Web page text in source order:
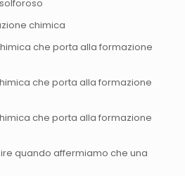
chimica
che porta alla formazione
che porta alla formazione
che porta alla formazione
quando affermiamo che una